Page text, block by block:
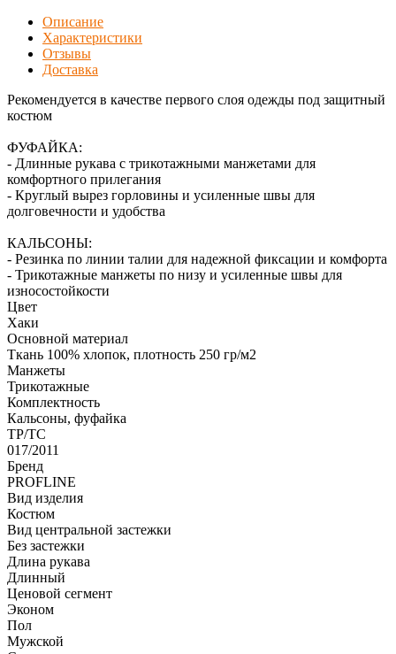
Описание
Характеристики
Отзывы
Доставка
Рекомендуется в качестве первого слоя одежды под защитный
костюм
ФУФАЙКА:
- Длинные рукава с трикотажными манжетами для
комфортного прилегания
- Круглый вырез горловины и усиленные швы для
долговечности и удобства
КАЛЬСОНЫ:
- Резинка по линии талии для надежной фиксации и комфорта
- Трикотажные манжеты по низу и усиленные швы для
износостойкости
Цвет
Хаки
Основной материал
Ткань 100% хлопок, плотность 250 гр/м2
Манжеты
Трикотажные
Комплектность
Кальсоны, фуфайка
ТР/ТС
017/2011
Бренд
PROFLINE
Вид изделия
Костюм
Вид центральной застежки
Без застежки
Длина рукава
Длинный
Ценовой сегмент
Эконом
Пол
Мужской